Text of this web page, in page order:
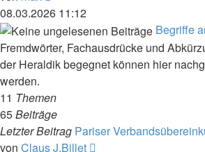
Beitrag
08.03.2026 11:12
Begriffe
Fremdwörter, Fachausdrücke und
der Heraldik begegnet können hier
werden.
11 Themen
65Beiträge
Letzter Beitrag Pariser
von Claus J.Billet